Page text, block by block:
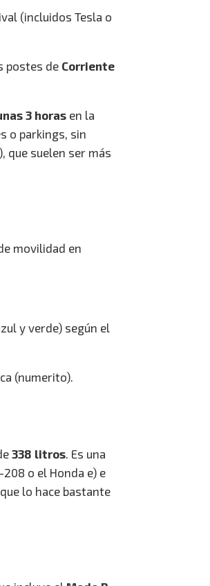
(incluidos Tesla o
postes de Corriente
3 horas en la
o parkings, sin
que suelen ser más
movilidad en
y verde) según el
(numerito).
338 litros. Es una
o el Honda e) e
lo hace bastante